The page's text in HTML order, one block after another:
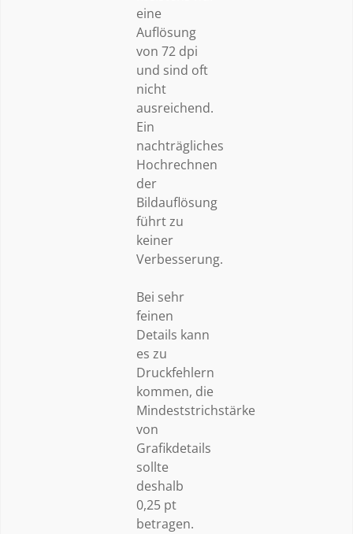
eine
Auflösung
von 72 dpi
und sind oft
nicht
ausreichend.
Ein
nachträgliches
Hochrechnen
der
Bildauflösung
führt zu
keiner
Verbesserung.
Bei sehr
feinen
Details kann
es zu
Druckfehlern
kommen, die
Mindeststrichstärke
von
Grafikdetails
sollte
deshalb
0,25 pt
betragen.